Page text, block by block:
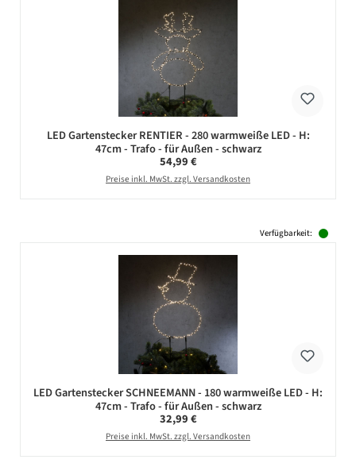
LED Gartenstecker RENTIER - 280 warmweiße LED - H:
47cm - Trafo - für Außen - schwarz
Regulärer Preis:
54,99 €
Preise inkl. MwSt. zzgl. Versandkosten
Verfügbarkeit:
LED Gartenstecker SCHNEEMANN - 180 warmweiße LED - H:
47cm - Trafo - für Außen - schwarz
Regulärer Preis:
32,99 €
Preise inkl. MwSt. zzgl. Versandkosten